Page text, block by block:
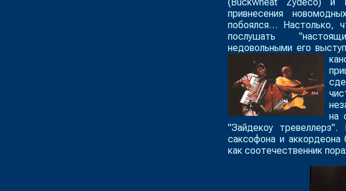
привнесения
побоялся… Настолько,
послушать
недовольными его
на
"Зайдекоу
саксофона и
как соотечественник